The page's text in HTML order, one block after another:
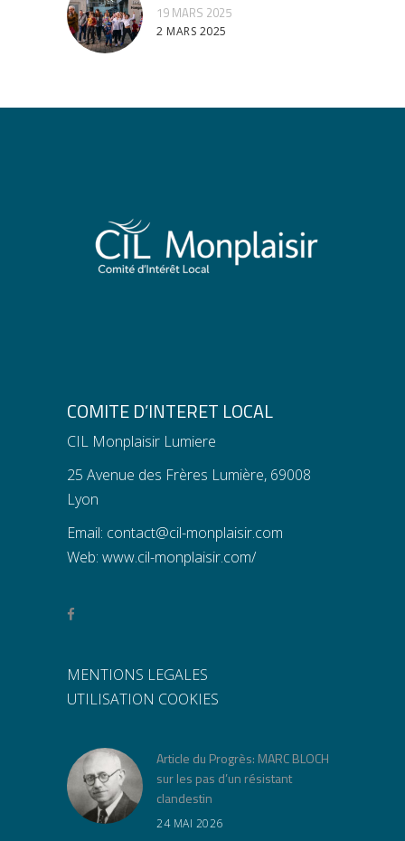
19 MARS 2025
2 MARS 2025
COMITE D’INTERET LOCAL
CIL Monplaisir Lumiere
25 Avenue des Frères Lumière, 69008
Lyon
Email: contact@cil-monplaisir.com
Web: www.cil-monplaisir.com/
MENTIONS LEGALES
UTILISATION COOKIES
Article du Progrès: MARC BLOCH
sur les pas d’un résistant
clandestin
24 MAI 2026